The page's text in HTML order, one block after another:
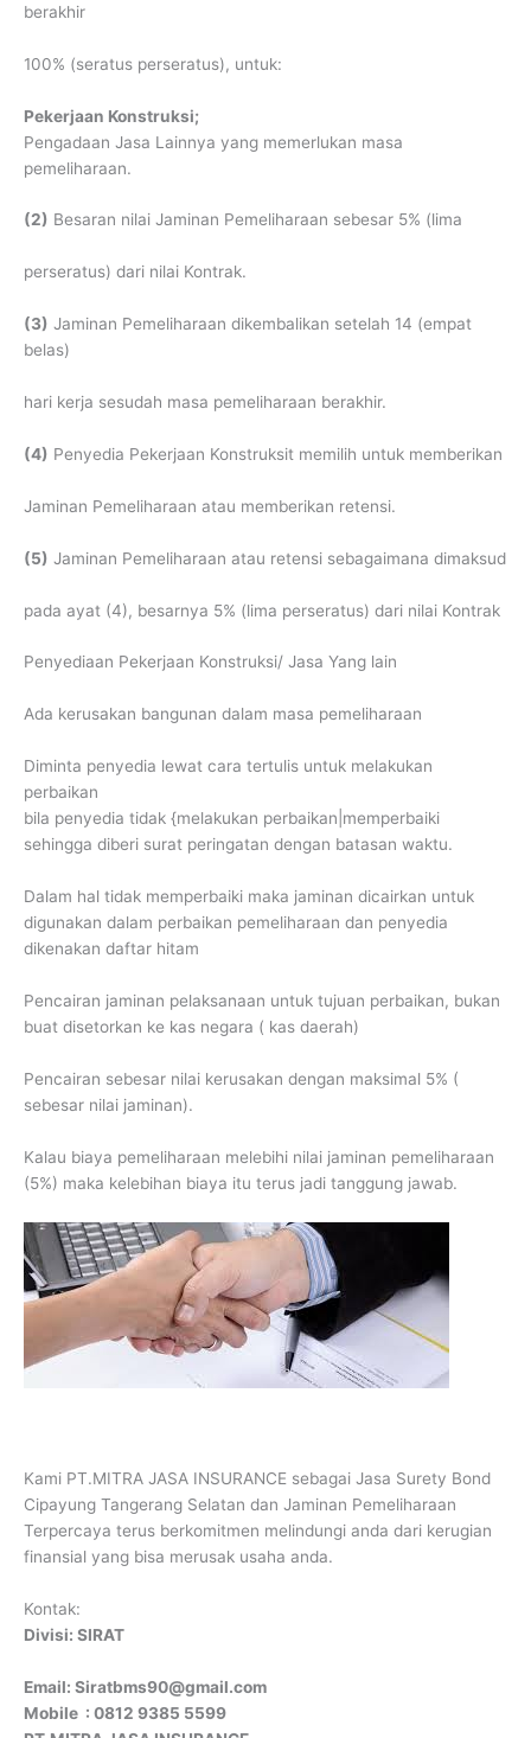
berakhir
100% (seratus perseratus), untuk:
Pekerjaan Konstruksi;
Pengadaan Jasa Lainnya yang memerlukan masa
pemeliharaan.
(2) Besaran nilai Jaminan Pemeliharaan sebesar 5% (lima
perseratus) dari nilai Kontrak.
(3) Jaminan Pemeliharaan dikembalikan setelah 14 (empat
belas)
hari kerja sesudah masa pemeliharaan berakhir.
(4) Penyedia Pekerjaan Konstruksit memilih untuk memberikan
Jaminan Pemeliharaan atau memberikan retensi.
(5) Jaminan Pemeliharaan atau retensi sebagaimana dimaksud
pada ayat (4), besarnya 5% (lima perseratus) dari nilai Kontrak
Penyediaan Pekerjaan Konstruksi/ Jasa Yang lain
Ada kerusakan bangunan dalam masa pemeliharaan
Diminta penyedia lewat cara tertulis untuk melakukan
perbaikan
bila penyedia tidak {melakukan perbaikan|memperbaiki
sehingga diberi surat peringatan dengan batasan waktu.
Dalam hal tidak memperbaiki maka jaminan dicairkan untuk
digunakan dalam perbaikan pemeliharaan dan penyedia
dikenakan daftar hitam
Pencairan jaminan pelaksanaan untuk tujuan perbaikan, bukan
buat disetorkan ke kas negara ( kas daerah)
Pencairan sebesar nilai kerusakan dengan maksimal 5% (
sebesar nilai jaminan).
Kalau biaya pemeliharaan melebihi nilai jaminan pemeliharaan
(5%) maka kelebihan biaya itu terus jadi tanggung jawab.
Kami PT.MITRA JASA INSURANCE sebagai Jasa Surety Bond
Cipayung Tangerang Selatan dan Jaminan Pemeliharaan
Terpercaya terus berkomitmen melindungi anda dari kerugian
finansial yang bisa merusak usaha anda.
Kontak:
Divisi: SIRAT
Email: Siratbms90@gmail.com
Mobile : 0812 9385 5599